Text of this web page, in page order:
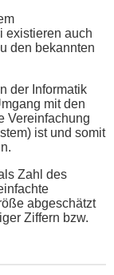
existieren auch
den bekannten
der Informatik
mit den
Vereinfachung
ist und somit
Zahl des
abgeschätzt
Ziffern bzw.